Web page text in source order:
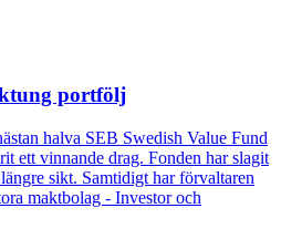
portfölj
halva SEB Swedish Value Fund
ett vinnande drag. Fonden har slagit
sikt. Samtidigt har förvaltaren
maktbolag - Investor och